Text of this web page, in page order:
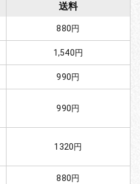
送料
880円
1,540円
990円
990円
1320円
880円